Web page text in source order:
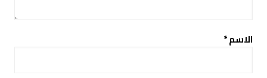
الاسم*